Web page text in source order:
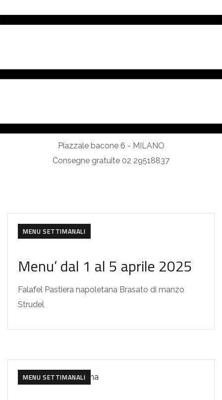
Piazzale bacone 6 - MILANO
Consegne gratuite 02 29518837
MENU SETTIMANALI
Menu’ dal 1 al 5 aprile 2025
Falafel Pastiera napoletana Brasato di manzo
Strudel
MENU SETTIMANALI